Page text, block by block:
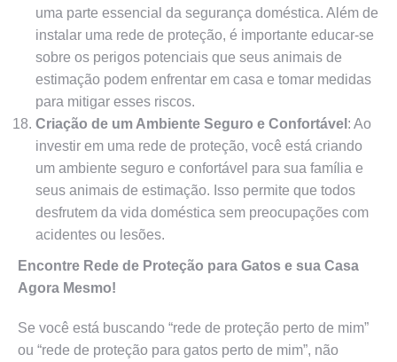
uma parte essencial da segurança doméstica. Além de
instalar uma rede de proteção, é importante educar-se
sobre os perigos potenciais que seus animais de
estimação podem enfrentar em casa e tomar medidas
para mitigar esses riscos.
Criação de um Ambiente Seguro e Confortável : Ao
investir em uma rede de proteção, você está criando
um ambiente seguro e confortável para sua família e
seus animais de estimação. Isso permite que todos
desfrutem da vida doméstica sem preocupações com
acidentes ou lesões.
Encontre Rede de Proteção para Gatos e sua Casa
Agora Mesmo!
Se você está buscando “rede de proteção perto de mim”
ou “rede de proteção para gatos perto de mim”, não